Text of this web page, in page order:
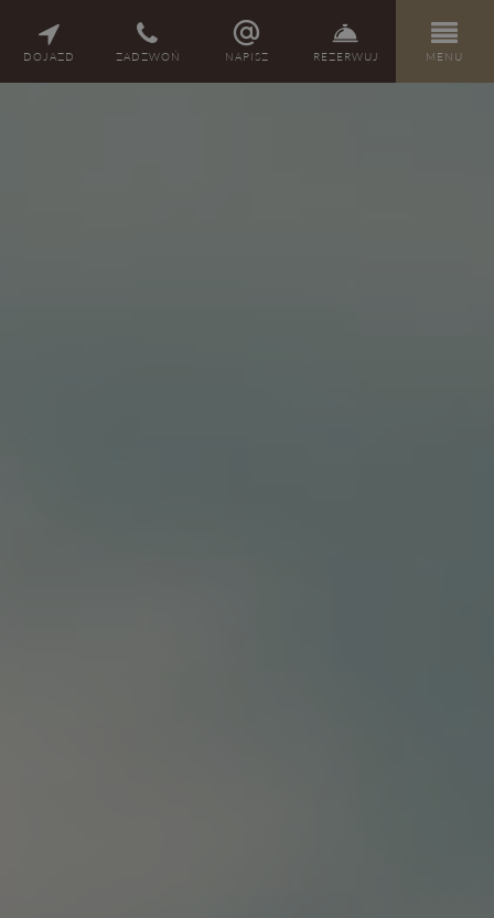
DOJAZD ZADZWOŃ NAPISZ REZERWUJ MENU
PL EN CZ